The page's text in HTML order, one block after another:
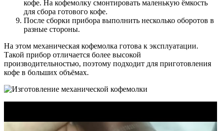
кофе. На кофемолку смонтировать маленькую ёмкость
для сбора готового кофе.
После сборки прибора выполнить несколько оборотов в
разные стороны.
На этом механическая кофемолка готова к эксплуатации.
Такой прибор отличается более высокой
производительностью, поэтому подходит для приготовления
кофе в больших объёмах.